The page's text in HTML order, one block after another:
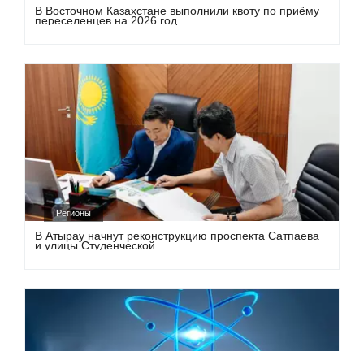
В Восточном Казахстане выполнили квоту по приёму
переселенцев на 2026 год
Регионы
В Атырау начнут реконструкцию проспекта Сатпаева
и улицы Студенческой